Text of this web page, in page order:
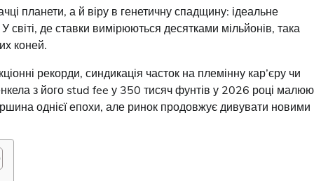
планети, а й віру в генетичну спадщину: ідеальне
де ставки вимірюються десятками мільйонів, така
коней.
рекорди, синдикація часток на племінну кар’єру чи
з його stud fee у 350 тисяч фунтів у 2026 році
однієї епохи, але ринок продовжує дивувати новими